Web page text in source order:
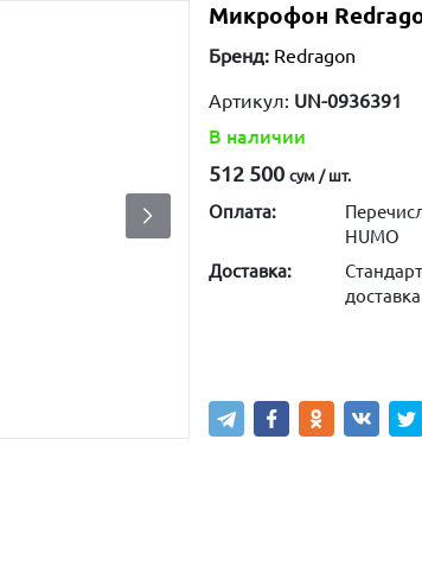
Микрофон
Бренд: Redragon
Артикул: UN-0936391
В наличии
512 500 сум / шт.
Оплата:
HUMO
Доставка:
доставка